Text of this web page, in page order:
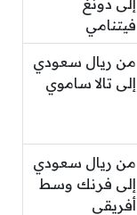
فيتنامي
من ريال سعودي
إلى تالا ساموي
من ريال سعودي
إلى فرنك وسط
أفريقي